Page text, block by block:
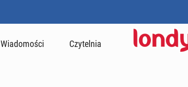
Wiadomości Czytelnia